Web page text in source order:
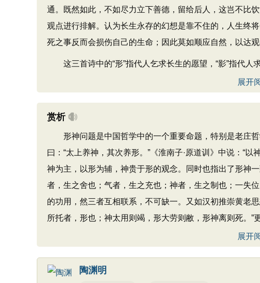
通。既然如此，不如尽力立下善德，留给后人，这岂不比
观点进行排解。认为长生永存的幻想是靠不住的，人生终
死之事反而会损伤自己的生命；因此莫如顺应自然，以达
这三首诗中的“形”指代人乞求长生的愿望，“影”指代人
展开
赏析
形神问题是中国哲学中的一个重要命题，特别是老庄哲
曰：“太上养神，其次养形。”《淮南子·原道训》中说：“
神为主，以形为辅，神贵于形的观念。同时也指出了形神
者，生之舍也；气者，生之充也；神者，生之制也；一失
的功用，然三者互相联系，不可缺一。又如汉初推崇黄老
所托者，形也；神太用则竭，形大劳则敝，形神离则死。”
展开
陶渊明